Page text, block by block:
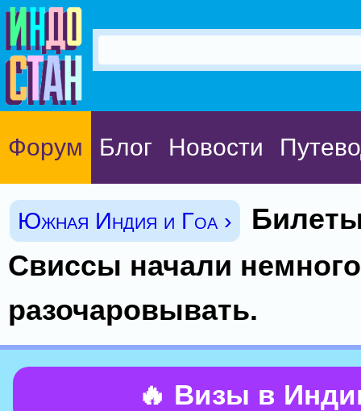
Форум Блог Новости
Южная Индия и Гоа ›
Свиссы начали немного
разочаровывать.
🔥 Визы в